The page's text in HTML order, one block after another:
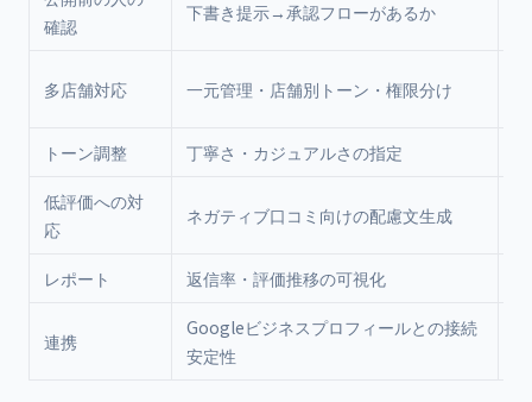
確認
下書き提示→承認フローがあるか
多店舗対応 一元管理・店舗別トーン・権限分け
トーン調整 丁寧さ・カジュアルさの指定
低評価への対
応
ネガティブ口コミ向けの配慮文生成
レポート 返信率・評価推移の可視化
連携
Googleビジネスプロフィールとの接続
安定性